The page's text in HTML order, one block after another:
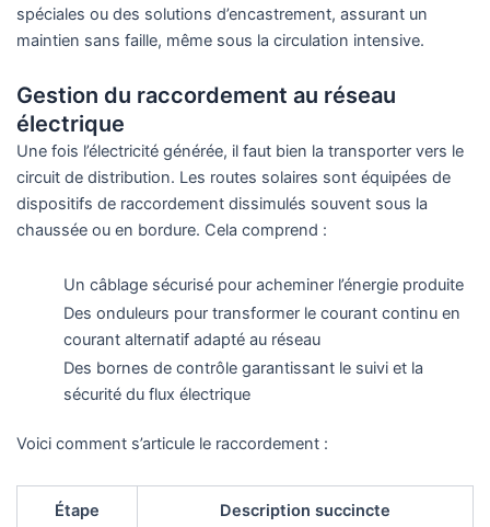
spéciales ou des solutions d’encastrement, assurant un
maintien sans faille, même sous la circulation intensive.
Gestion du raccordement au réseau
électrique
Une fois l’électricité générée, il faut bien la transporter vers le
circuit de distribution. Les routes solaires sont équipées de
dispositifs de raccordement dissimulés souvent sous la
chaussée ou en bordure. Cela comprend :
Un câblage sécurisé pour acheminer l’énergie produite
Des onduleurs pour transformer le courant continu en
courant alternatif adapté au réseau
Des bornes de contrôle garantissant le suivi et la
sécurité du flux électrique
Voici comment s’articule le raccordement :
Étape Description succincte